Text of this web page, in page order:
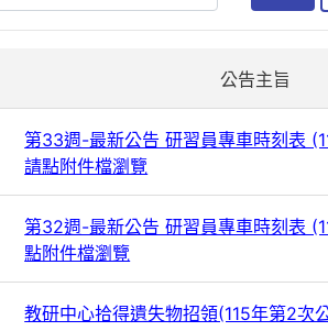
公告主旨
第33週-最新公告 研習員專車時刻表
請點附件檔瀏覽
第32週-最新公告 研習員專車時刻表
點附件檔瀏覽
教研中心拾得遺失物招領(115年第2次